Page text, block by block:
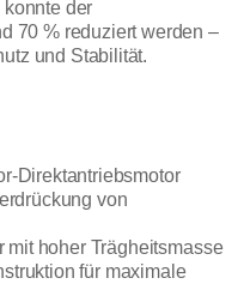
der
70 % reduziert werden –
und Stabilität.
Direktantriebsmotor
von
mit hoher Trägheitsmasse
für maximale